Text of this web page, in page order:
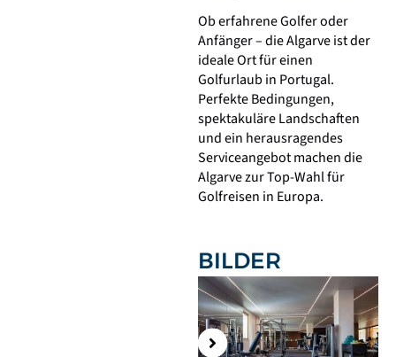
Ob erfahrene Golfer oder
Anfänger – die Algarve ist der
ideale Ort für einen
Golfurlaub in Portugal.
Perfekte Bedingungen,
spektakuläre Landschaften
und ein herausragendes
Serviceangebot machen die
Algarve zur Top-Wahl für
Golfreisen in Europa.
BILDER